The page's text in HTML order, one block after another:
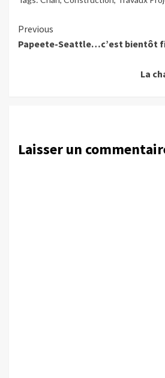
Continue
Reading
Previous
Papeete-Seattle…c’est bientôt
La
Laisser un